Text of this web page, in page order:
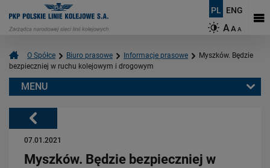
PL ENG
AAA
O Spółce Biuro prasowe Informacje prasowe
Myszków. Będzie
bezpieczniej w ruchu kolejowym i drogowym
Powrót
07.01.2021
Myszków. Będzie bezpieczniej w
MENU